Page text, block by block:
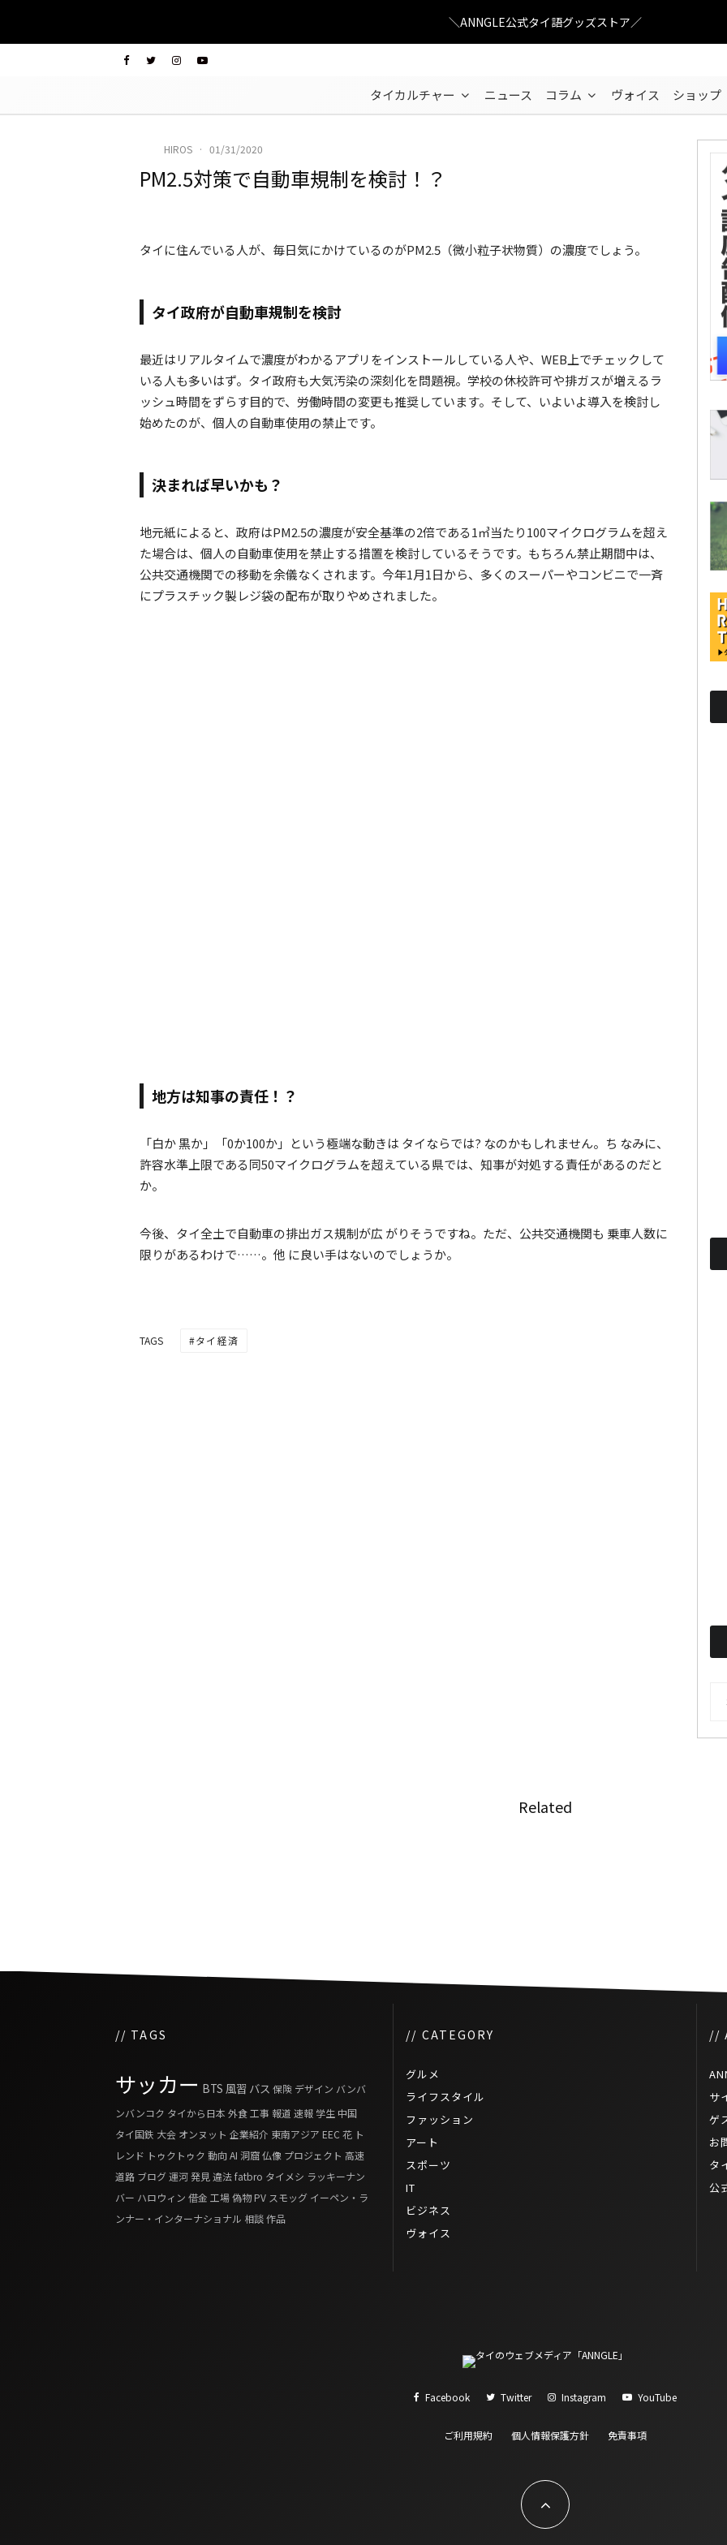
＼ANNGLE公式タイ語グッズストア／
タイカルチャー ニュース コラム ヴォイス ショップ
HIROS · 01/31/2020
PM2.5対策で自動車規制を検討！？
タイに住んでいる人が、毎日気にかけているのがPM2.5（微小粒子状物質）の濃度でしょう。
タイ政府が自動車規制を検討
最近はリアルタイムで濃度がわかるアプリをインストールしている人や、WEB上でチェックして
いる人も多いはず。タイ政府も大気汚染の深刻化を問題視。学校の休校許可や排ガスが増えるラ
ッシュ時間をずらす目的で、労働時間の変更も推奨しています。そして、いよいよ導入を検討し
始めたのが、個人の自動車使用の禁止です。
決まれば早いかも？
地元紙によると、政府はPM2.5の濃度が安全基準の2倍である1㎥当たり100マイクログラムを超え
た場合は、個人の自動車使用を禁止する措置を検討しているそうです。もちろん禁止期間中は、
公共交通機関での移動を余儀なくされます。今年1月1日から、多くのスーパーやコンビニで一斉
にプラスチック製レジ袋の配布が取りやめされました。
地方は知事の責任！？
「白か 黒か」「0か100か」という極端な動きは タイならでは? なのかもしれません。ち なみに、
許容水準上限である同50マイクログラムを超えている県では、知事が対処する責任があるのだと
か。
今後、タイ全土で自動車の排出ガス規制が広 がりそうですね。ただ、公共交通機関も 乗車人数に
限りがあるわけで……。他 に良い手はないのでしょうか。
TAGS タイ経済
Related
// TAGS
サッカー BTS 風習 バス 保険 デザイン バンバ
ンバンコク タイから日本 外食工事 報道 速報 学生 中国
タイ国鉄 大会 オンヌット 企業紹介 東南アジア EEC 花 ト
レンド トゥクトゥク 動向AI 洞窟仏像 プロジェクト 高速
道路 ブログ運河発見違法fatbro タイメシ ラッキーナン
バー ハロウィン 借金 工場偽物PV スモッグ イーペン・ラ
ンナー・インターナショナル 相談作品
// CATEGORY
グルメ
ライフスタイル
ファッション
アート
スポーツ
IT
ビジネス
ヴォイス
//
サ
ゲ
お
タ
公
Facebook Twitter Instagram YouTube
ご利用規約 個人情報保護方針 免責事項